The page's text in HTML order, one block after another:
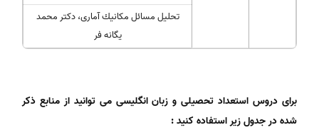
تحلیل مسائل مكانیك آماری، دكتر محمد
یگانه فر
برای دروس استعداد تحصیلی و زبان انگلیسی می توانید از منابع ذکر
شده در جدول زیر استفاده کنید :